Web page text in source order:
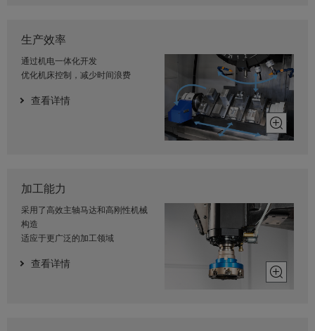
生产效率
通过机电一体化开发
优化机床控制，减少时间浪费
查看详情
加工能力
采用了高效主轴马达和高刚性机械
构造
适应于更广泛的加工领域
查看详情